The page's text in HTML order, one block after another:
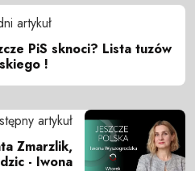
artykuł
PiS sknoci? Lista tuzów
!
artykuł
Zmarzlik,
- Iwona